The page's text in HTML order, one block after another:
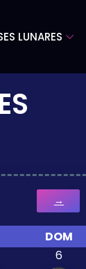
LUNARES
→
DOM
6